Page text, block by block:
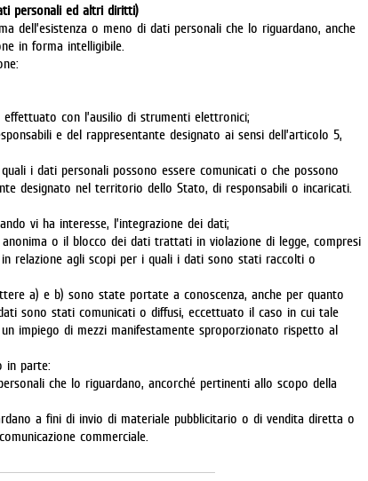
personali ed altri diritti)
dell’esistenza o meno di dati personali che lo riguardano, anche
in forma intelligibile.
con l’ausilio di strumenti elettronici;
e del rappresentante designato ai sensi dell’articolo 5,
i dati personali possono essere comunicati o che possono
designato nel territorio dello Stato, di responsabili o incaricati.
vi ha interesse, l’integrazione dei dati;
o il blocco dei dati trattati in violazione di legge, compresi
relazione agli scopi per i quali i dati sono stati raccolti o
a) e b) sono state portate a conoscenza, anche per quanto
sono stati comunicati o diffusi, eccettuato il caso in cui tale
impiego di mezzi manifestamente sproporzionato rispetto al
in parte:
che lo riguardano, ancorché pertinenti allo scopo della
a fini di invio di materiale pubblicitario o di vendita diretta o
commerciale.